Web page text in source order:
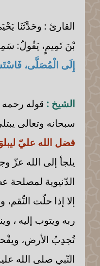
القارئ : وحَدَّثَنَا
بْنَ تَمِيمٍ، يَقُولُ:
إِلَى الْمُصَلَّى،
الشيخ : قوله رحمه
سبحانه وتعالى
فضل الله عليّ
يلجأ إلى الله عزّ
الدّنيوية لمصلحة
إلا إذا حلّت النِّقم،
ربه ويتوب إليه ،
تُجدِبُ الأرض،
النّبي صلى الله